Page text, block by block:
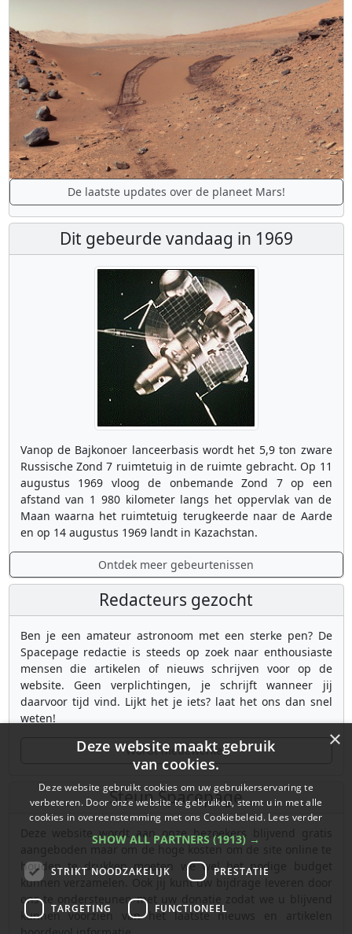
De laatste updates over de planeet Mars!
Dit gebeurde vandaag in 1969
Vanop de Bajkonoer lanceerbasis wordt het 5,9 ton zware
Russische Zond 7 ruimtetuig in de ruimte gebracht. Op 11
augustus 1969 vloog de onbemande Zond 7 op een
afstand van 1 980 kilometer langs het oppervlak van de
Maan waarna het ruimtetuig terugkeerde naar de Aarde
en op 14 augustus 1969 landt in Kazachstan.
Ontdek meer gebeurtenissen
Redacteurs gezocht
Ben je een amateur astronoom met een sterke pen? De
Spacepage redactie is steeds op zoek naar enthousiaste
mensen die artikelen of nieuws schrijven voor op de
website. Geen verplichtingen, je schrijft wanneer jij
daarvoor tijd vind. Lijkt het je iets? laat het ons dan snel
weten!
Wordt medewerker
Steun Spacepage
Deze website wordt aan onze bezoekers blijvend gratis
aangeboden maar om de hoge kosten om de site online te
houden te drukken moeten we wel het nodige budget
kunnen verzamelen. Ook jij kunt uw bijdrage leveren door
ons te ondersteunen met uw donatie zodat we u blijvend
kunnen voorzien van het laatste nieuws en artikelen
×
Deze website maakt gebruik
van cookies.
Deze website gebruikt cookies om uw gebruikerservaring te
verbeteren. Door onze website te gebruiken, stemt u in met alle
cookies in overeenstemming met ons Cookiebeleid. Lees verder
SHOW ALL PARTNERS (1913) →
STRIKT NOODZAKELIJK PRESTATIE
TARGETING FUNCTIONEEL